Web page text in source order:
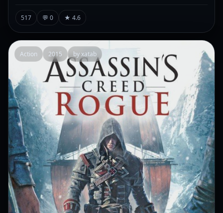
517 💬 0 ★ 4.6
Action 2015 by xatab